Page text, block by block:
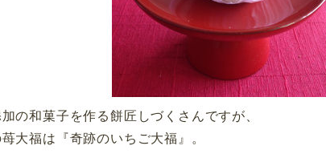
の和菓子を作る餅匠しづくさんですが、
苺大福は『奇跡のいちご大福』。